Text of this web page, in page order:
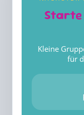
Kleine
für